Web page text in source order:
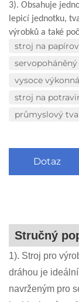
3). Obsahuje
lepicí jednotku,
výrobků a také
stroj na
vysoce
stroj na
průmyslový
Dotaz
Stručný
1). Stroj pro
dráhou je
navrženým pro